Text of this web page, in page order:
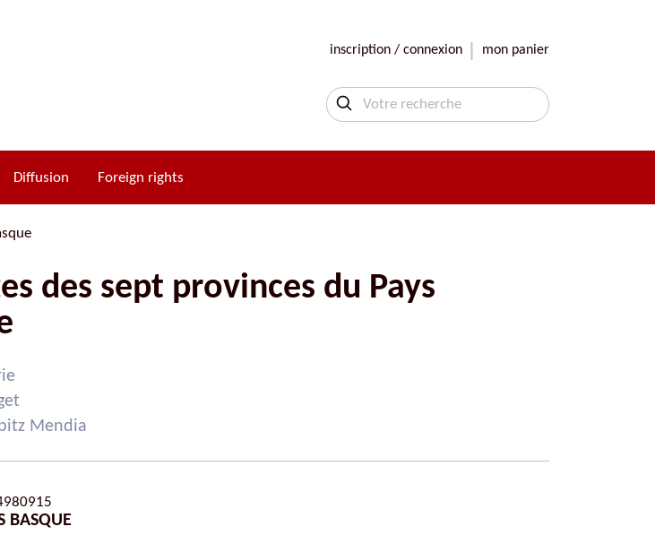
inscription / connexion mon panier
Naudin
Diffusion Foreign rights
des sept provinces du Pays
Mendia
BASQUE